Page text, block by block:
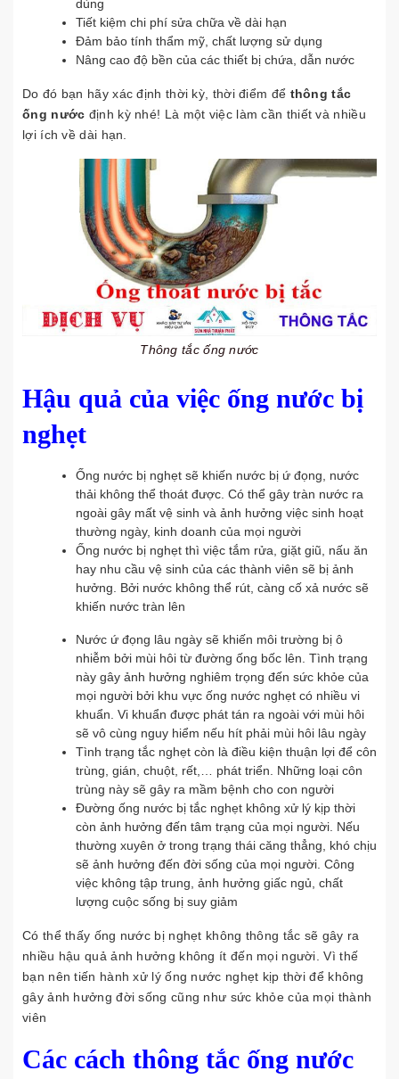
dùng
Tiết kiệm chi phí sửa chữa về dài hạn
Đảm bảo tính thẩm mỹ, chất lượng sử dụng
Nâng cao độ bền của các thiết bị chứa, dẫn nước
Do đó bạn hãy xác định thời kỳ, thời điểm để thông tắc
ống nước định kỳ nhé! Là một việc làm cần thiết và nhiều
lợi ích về dài hạn.
Thông tắc ống nước
Hậu quả của việc ống nước bị
nghẹt
Ống nước bị nghẹt sẽ khiến nước bị ứ đọng, nước
thải không thể thoát được. Có thể gây tràn nước ra
ngoài gây mất vệ sinh và ảnh hưởng việc sinh hoạt
thường ngày, kinh doanh của mọi người
Ống nước bị nghẹt thì việc tắm rửa, giặt giũ, nấu ăn
hay nhu cầu vệ sinh của các thành viên sẽ bị ảnh
hưởng. Bởi nước không thể rút, càng cố xả nước sẽ
khiến nước tràn lên
Nước ứ đọng lâu ngày sẽ khiến môi trường bị ô
nhiễm bởi mùi hôi từ đường ống bốc lên. Tình trạng
này gây ảnh hưởng nghiêm trọng đến sức khỏe của
mọi người bởi khu vực ống nước nghẹt có nhiều vi
khuẩn. Vi khuẩn được phát tán ra ngoài với mùi hôi
sẽ vô cùng nguy hiểm nếu hít phải mùi hôi lâu ngày
Tình trạng tắc nghẹt còn là điều kiện thuận lợi để côn
trùng, gián, chuột, rết,… phát triển. Những loại côn
trùng này sẽ gây ra mầm bệnh cho con người
Đường ống nước bị tắc nghẹt không xử lý kịp thời
còn ảnh hưởng đến tâm trạng của mọi người. Nếu
thường xuyên ở trong trạng thái căng thẳng, khó chịu
sẽ ảnh hưởng đến đời sống của mọi người. Công
việc không tập trung, ảnh hưởng giấc ngủ, chất
lượng cuộc sống bị suy giảm
Có thể thấy ống nước bị nghẹt không thông tắc sẽ gây ra
nhiều hậu quả ảnh hưởng không ít đến mọi người. Vì thế
bạn nên tiến hành xử lý ống nước nghẹt kịp thời để không
gây ảnh hưởng đời sống cũng như sức khỏe của mọi thành
viên
Các cách thông tắc ống nước